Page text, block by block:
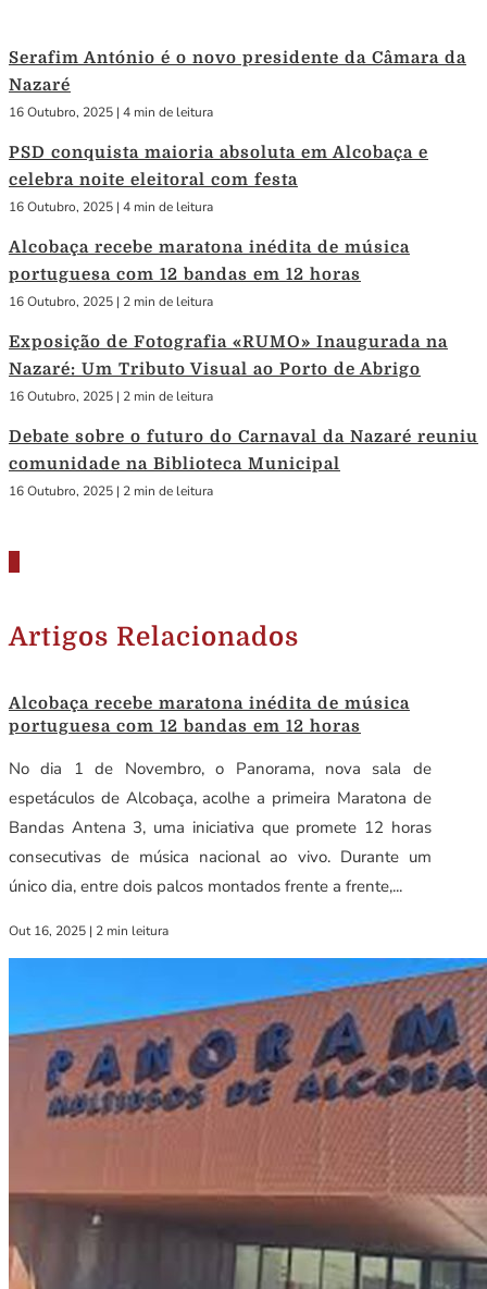
Serafim António é o novo presidente da Câmara da
Nazaré
16 Outubro, 2025 | 4 min de leitura
PSD conquista maioria absoluta em Alcobaça e
celebra noite eleitoral com festa
16 Outubro, 2025 | 4 min de leitura
Alcobaça recebe maratona inédita de música
portuguesa com 12 bandas em 12 horas
16 Outubro, 2025 | 2 min de leitura
Exposição de Fotografia «RUMO» Inaugurada na
Nazaré: Um Tributo Visual ao Porto de Abrigo
16 Outubro, 2025 | 2 min de leitura
Debate sobre o futuro do Carnaval da Nazaré reuniu
comunidade na Biblioteca Municipal
16 Outubro, 2025 | 2 min de leitura
Artigos Relacionados
Alcobaça recebe maratona inédita de música
portuguesa com 12 bandas em 12 horas
No dia 1 de Novembro, o Panorama, nova sala de
espetáculos de Alcobaça, acolhe a primeira Maratona de
Bandas Antena 3, uma iniciativa que promete 12 horas
consecutivas de música nacional ao vivo. Durante um
único dia, entre dois palcos montados frente a frente,...
Out 16, 2025 | 2 min leitura